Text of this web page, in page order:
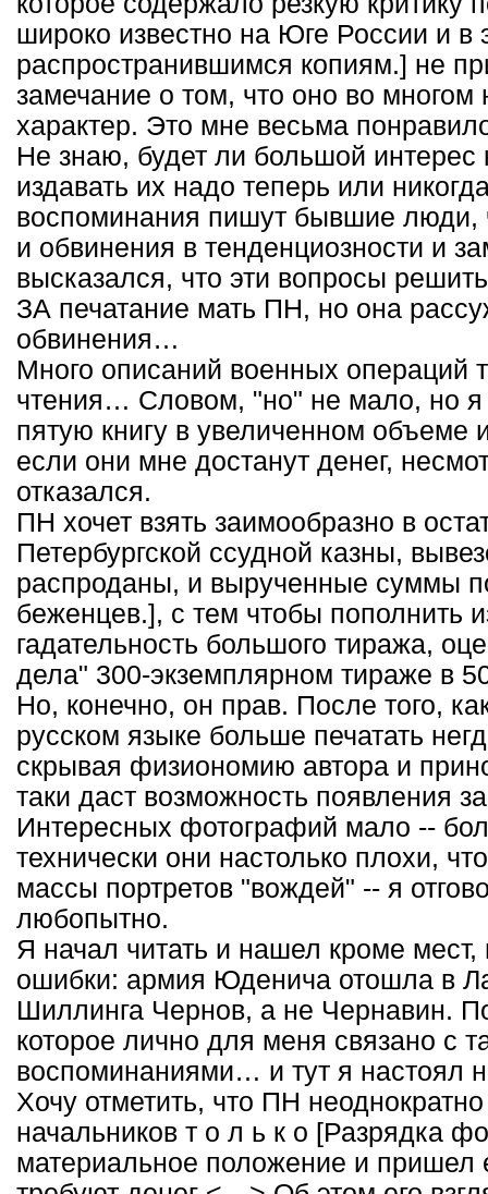
широко известно на Юге России и в
распространившимся копиям.] не
замечание о том, что оно во
характер. Это мне весьма
Не знаю, будет ли большой интерес
издавать их надо теперь или
воспоминания пишут бывшие люди,
и обвинения в тенденциозности и
высказался, что эти вопросы
ЗА печатание мать ПН, но она
обвинения…
Много описаний военных операций
чтения… Словом, "но" не мало, но я
пятую книгу в увеличенном объеме
если они мне достанут денег,
отказался.
ПН хочет взять заимообразно в
Петербургской ссудной казны,
распроданы, и вырученные суммы
беженцев.], с тем чтобы пополнить
гадательность большого тиража,
дела" 300-экземплярном тираже в
Но, конечно, он прав. После того,
русском языке больше печатать
скрывая физиономию автора и
таки даст возможность появления
Интересных фотографий мало --
технически они настолько плохи,
массы портретов "вождей" -- я
любопытно.
Я начал читать и нашел кроме
ошибки: армия Юденича отошла в
Шиллинга Чернов, а не Чернавин.
которое лично для меня связано с
воспоминаниями… и тут я настоял
Хочу отметить, что ПН
начальников т о л ь к о [Разрядка
материальное положение и